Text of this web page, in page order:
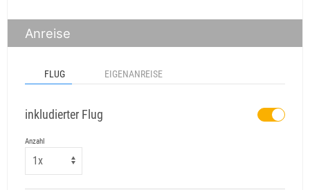
Anreise
FLUG EIGENANREISE
inkludierter Flug
Anzahl